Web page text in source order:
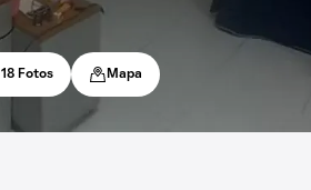
18 Fotos Mapa